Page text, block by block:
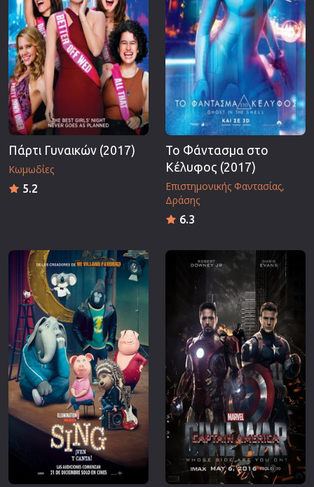
Πάρτι Γυναικών (2017)
Κωμωδίες
5.2
Το Φάντασμα στο
Κέλυφος (2017)
Επιστημονικής Φαντασίας
Δράσης
6.3